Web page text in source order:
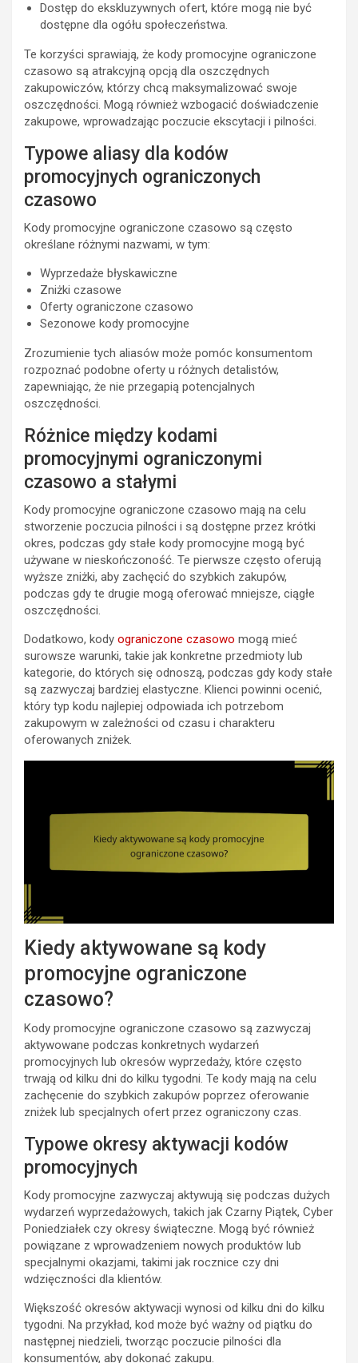
Dostęp do ekskluzywnych ofert, które mogą nie być
dostępne dla ogółu społeczeństwa.
Te korzyści sprawiają, że kody promocyjne ograniczone
czasowo są atrakcyjną opcją dla oszczędnych
zakupowiczów, którzy chcą maksymalizować swoje
oszczędności. Mogą również wzbogacić doświadczenie
zakupowe, wprowadzając poczucie ekscytacji i pilności.
Typowe aliasy dla kodów
promocyjnych ograniczonych
czasowo
Kody promocyjne ograniczone czasowo są często
określane różnymi nazwami, w tym:
Wyprzedaże błyskawiczne
Zniżki czasowe
Oferty ograniczone czasowo
Sezonowe kody promocyjne
Zrozumienie tych aliasów może pomóc konsumentom
rozpoznać podobne oferty u różnych detalistów,
zapewniając, że nie przegapią potencjalnych
oszczędności.
Różnice między kodami
promocyjnymi ograniczonymi
czasowo a stałymi
Kody promocyjne ograniczone czasowo mają na celu
stworzenie poczucia pilności i są dostępne przez krótki
okres, podczas gdy stałe kody promocyjne mogą być
używane w nieskończoność. Te pierwsze często oferują
wyższe zniżki, aby zachęcić do szybkich zakupów,
podczas gdy te drugie mogą oferować mniejsze, ciągłe
oszczędności.
Dodatkowo, kody ograniczone czasowo mogą mieć
surowsze warunki, takie jak konkretne przedmioty lub
kategorie, do których się odnoszą, podczas gdy kody stałe
są zazwyczaj bardziej elastyczne. Klienci powinni ocenić,
który typ kodu najlepiej odpowiada ich potrzebom
zakupowym w zależności od czasu i charakteru
oferowanych zniżek.
Kiedy aktywowane są kody
promocyjne ograniczone
czasowo?
Kody promocyjne ograniczone czasowo są zazwyczaj
aktywowane podczas konkretnych wydarzeń
promocyjnych lub okresów wyprzedaży, które często
trwają od kilku dni do kilku tygodni. Te kody mają na celu
zachęcenie do szybkich zakupów poprzez oferowanie
zniżek lub specjalnych ofert przez ograniczony czas.
Typowe okresy aktywacji kodów
promocyjnych
Kody promocyjne zazwyczaj aktywują się podczas dużych
wydarzeń wyprzedażowych, takich jak Czarny Piątek, Cyber
Poniedziałek czy okresy świąteczne. Mogą być również
powiązane z wprowadzeniem nowych produktów lub
specjalnymi okazjami, takimi jak rocznice czy dni
wdzięczności dla klientów.
Większość okresów aktywacji wynosi od kilku dni do kilku
tygodni. Na przykład, kod może być ważny od piątku do
następnej niedzieli, tworząc poczucie pilności dla
konsumentów, aby dokonać zakupu.